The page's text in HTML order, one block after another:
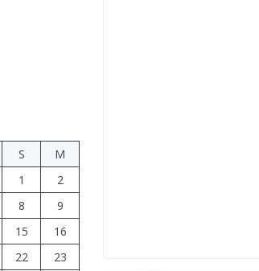
S
M
1
2
8
9
15
16
22
23